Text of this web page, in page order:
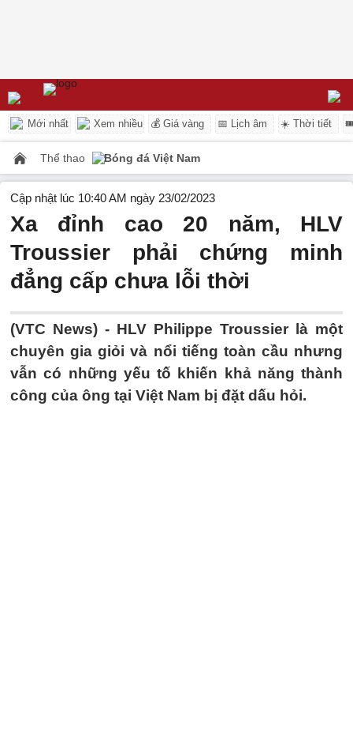
Mới nhất Xem nhiều 💰 Giá vàng 📅 Lịch âm ☀️ Thời tiết
Thể thao Bóng đá Việt Nam
Cập nhật lúc 10:40 AM ngày 23/02/2023
Xa đỉnh cao 20 năm, HLV
Troussier phải chứng minh
đẳng cấp chưa lỗi thời
(VTC News) - HLV Philippe Troussier là một
chuyên gia giỏi và nổi tiếng toàn cầu nhưng
vẫn có những yếu tố khiến khả năng thành
công của ông tại Việt Nam bị đặt dấu hỏi.